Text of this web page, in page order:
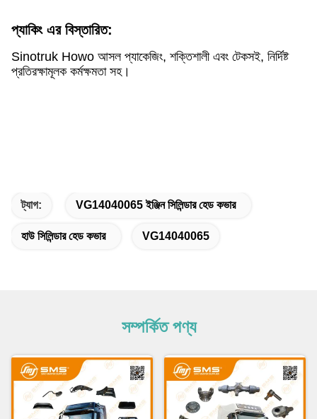
প্যাকিং এর বিস্তারিত:
Sinotruk Howo আসল প্যাকেজিং, শক্তিশালী এবং টেকসই, নির্দিষ্ট
প্রতিরক্ষামূলক কর্মক্ষমতা সহ।
ট্যাগ: VG14040065 ইঞ্জিন সিলিন্ডার হেড কভার
হাউ সিলিন্ডার হেড কভার VG14040065
সম্পর্কিত পণ্য